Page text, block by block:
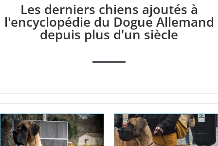
Les derniers chiens ajoutés à
l'encyclopédie du Dogue Allemand
depuis plus d'un siècle